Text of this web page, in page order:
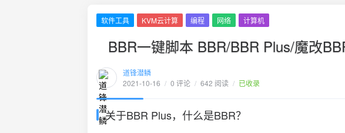
软件工具 KVM云计算 编程 网络 计算机
BBR一键脚本 BBR/BBR Plus/魔改
道锋潜鳞
2021-10-16 / 0 评论 / 642 阅读 / 已收录
关于BBR Plus，什么是BBR？